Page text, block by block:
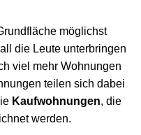
möglichst
die Leute unterbringen
viel mehr Wohnungen
teilen sich dabei
Kaufwohnungen, die
werden.